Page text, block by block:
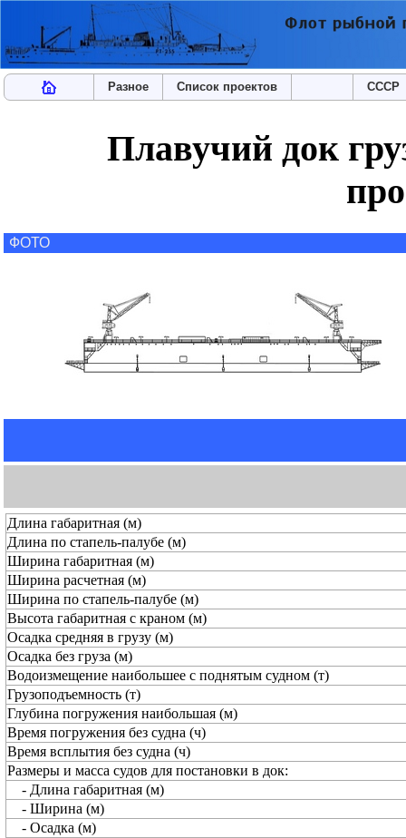
Разное Список проектов СССР
Плавучий док
ФОТО
Длина габаритная (м)
Длина по стапель-палубе (м)
Ширина габаритная (м)
Ширина расчетная (м)
Ширина по стапель-палубе (м)
Высота габаритная с краном (м)
Осадка средняя в грузу (м)
Осадка без груза (м)
Водоизмещение наибольшее с поднятым судном (т)
Грузоподъемность (т)
Глубина погружения наибольшая (м)
Время погружения без судна (ч)
Время всплытия без судна (ч)
Размеры и масса судов для постановки в док:
- Длина габаритная (м)
- Ширина (м)
- Осадка (м)